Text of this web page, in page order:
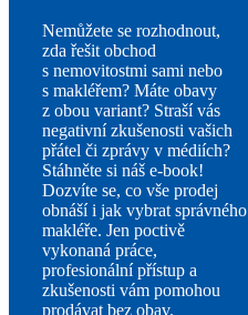
Nemůžete se rozhodnout,
zda řešit obchod
s nemovitostmi sami nebo
s makléřem? Máte obavy
z obou variant? Straší vás
negativní zkušenosti vašich
přátel či zprávy v médiích?
Stáhněte si náš e-book!
Dozvíte se, co vše prodej
obnáší i jak vybrat správného
makléře. Jen poctivě
vykonaná práce,
profesionální přístup a
zkušenosti vám pomohou
prodávat bez obav.